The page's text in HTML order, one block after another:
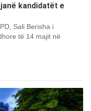
kandidatët e
Sali Berisha i
të 14 majit në